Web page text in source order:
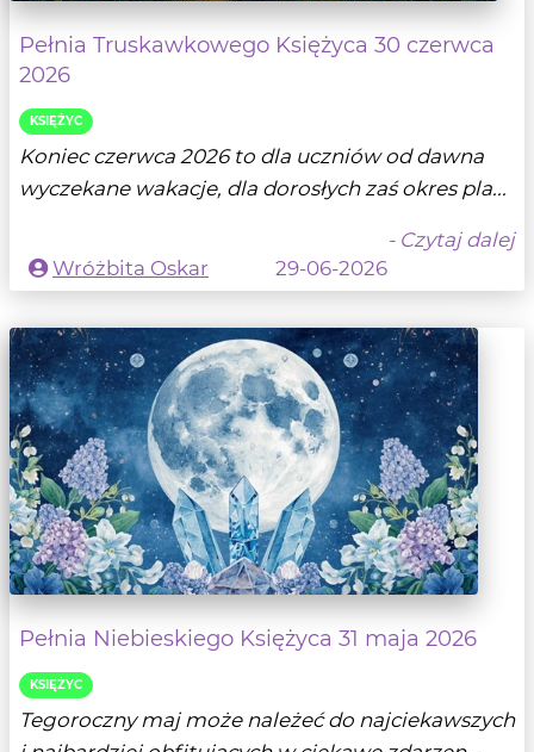
Pełnia Truskawkowego Księżyca 30 czerwca
2026
KSIĘŻYC
Koniec czerwca 2026 to dla uczniów od dawna
wyczekane wakacje, dla dorosłych zaś okres pla...
- Czytaj dalej
Wróżbita Oskar
29-06-2026
Pełnia Niebieskiego Księżyca 31 maja 2026
KSIĘŻYC
Tegoroczny maj może należeć do najciekawszych